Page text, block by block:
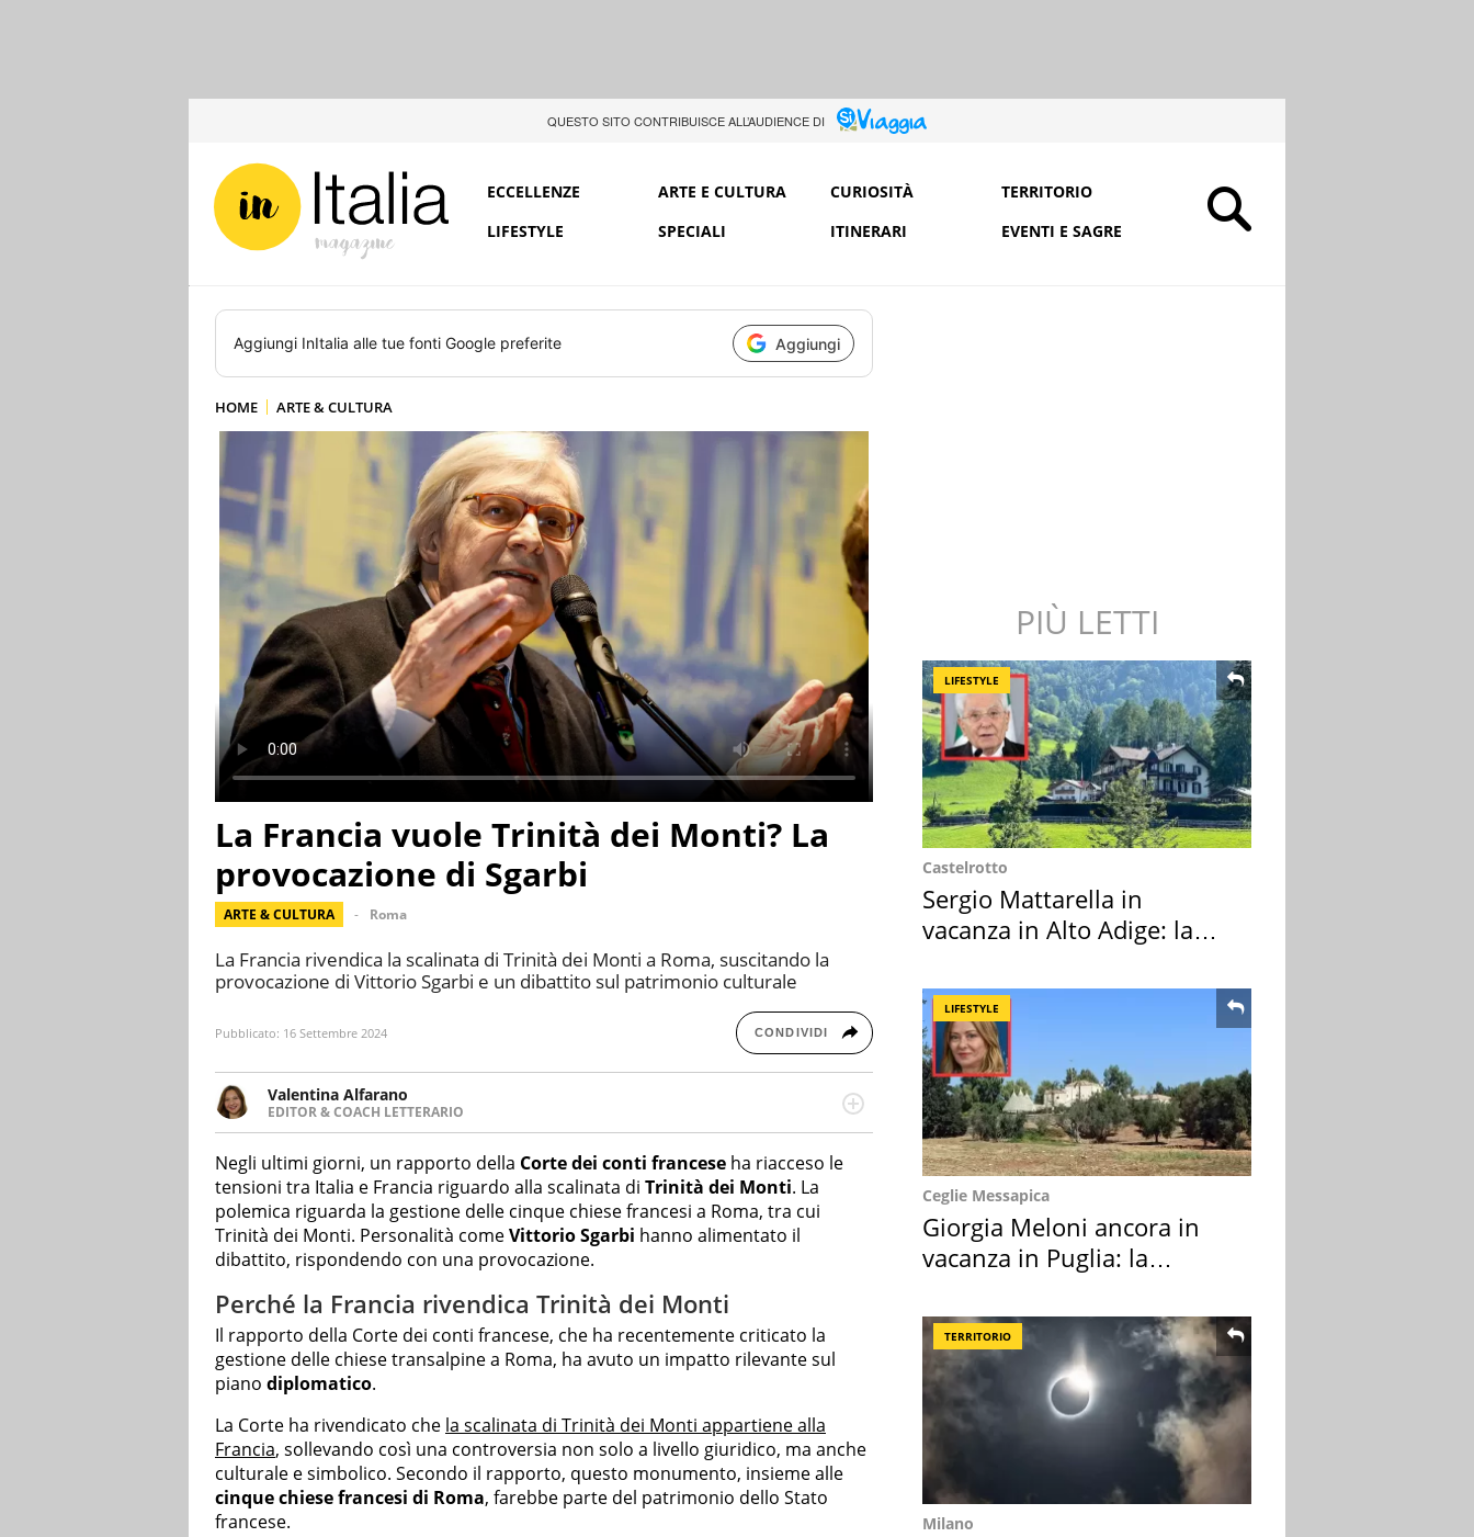
QUESTO SITO CONTRIBUISCE ALL’AUDIENCE DI
ECCELLENZE ARTE E CULTURA CURIOSITÀ
TERRITORIO
LIFESTYLE
SPECIALI ITINERARI EVENTI E SAGRE
Aggiungi InItalia alle tue fonti Google preferite Aggiungi
HOME ARTE & CULTURA
La Francia vuole Trinità dei Monti? La
provocazione di Sgarbi
ARTE & CULTURA Roma
La Francia rivendica la scalinata di Trinità dei Monti a Roma, suscitando la
provocazione di Vittorio Sgarbi e un dibattito sul patrimonio culturale
Pubblicato: 16 Settembre 2024 CONDIVIDI
Valentina Alfarano
EDITOR & COACH LETTERARIO
Lavorare con le storie è la mia missione! Specializzata in storytelling di viaggi,
lavoro come editor di narrativa e coach di scrittura creativa.
Negli ultimi giorni, un rapporto della Corte dei conti francese ha riacceso le
tensioni tra Italia e Francia riguardo alla scalinata di Trinità dei Monti. La
polemica riguarda la gestione delle cinque chiese francesi a Roma, tra cui
Trinità dei Monti. Personalità comeVittorio Sgarbi hanno alimentato il
dibattito, rispondendo con una provocazione.
Perché la Francia rivendica Trinità dei Monti
Il rapporto della Corte dei conti francese, che ha recentemente criticato la
gestione delle chiese transalpine a Roma, ha avuto un impatto rilevante sul
piano diplomatico.
La Corte ha rivendicato che la scalinata di Trinità dei Monti appartiene alla
Francia, sollevando così una controversia non solo a livello giuridico, ma anche
culturale e simbolico. Secondo il rapporto, questo monumento, insieme alle
cinque chiese francesi di Roma, farebbe parte del patrimonio dello Stato
francese.
PIÙ LETTI
LIFESTYLE
Castelrotto
Sergio Mattarella in
vacanza in Alto Adige: la
LIFESTYLE
Ceglie Messapica
Giorgia Meloni ancora in
vacanza in Puglia: la
TERRITORIO
Milano